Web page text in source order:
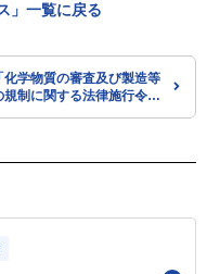
」一覧に戻る
「化学物質の審査及び製造等
規制に関する法律施行令の